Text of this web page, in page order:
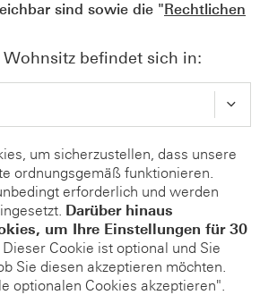
sind sowie die "Rechtlichen
befindet sich in:
um sicherzustellen, dass unsere
ordnungsgemäß funktionieren.
erforderlich und werden
Darüber hinaus
um Ihre Einstellungen für 30
Dieser Cookie ist optional und Sie
Sie diesen akzeptieren möchten.
optionalen Cookies akzeptieren".